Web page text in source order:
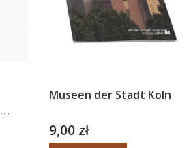
Museen der Stadt Koln
Cena
9,00 zł